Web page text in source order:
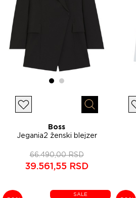
Lista želja Brzi pregled
Boss
Jegania2 ženski blejzer
66.490,00 RSD
39.561,55 RSD
SALE